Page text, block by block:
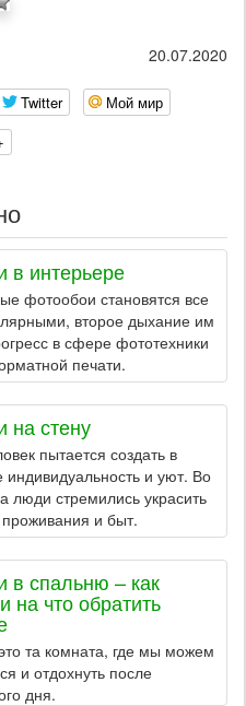
20.07.2020
Twitter
Мой мир
в интерьере
фотообои становятся все
второе дыхание им
в сфере фототехники
печати.
на стену
пытается создать в
и уют. Во
люди стремились украсить
и быт.
в спальню – как
на что обратить
та комната, где мы можем
и отдохнуть после
дня.